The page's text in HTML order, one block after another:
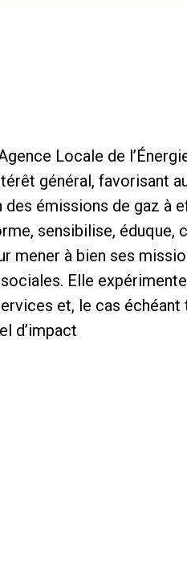
Locale de
général, favorisant
émissions de gaz à
sensibilise, éduque,
mener à bien ses
Elle
et, le cas échéant
d’impact